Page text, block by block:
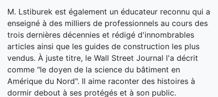
M. Lstiburek est également un éducateur reconnu qui a
enseigné à des milliers de professionnels au cours des
trois dernières décennies et rédigé d'innombrables
articles ainsi que les guides de construction les plus
vendus. À juste titre, le Wall Street Journal l'a décrit
comme "le doyen de la science du bâtiment en
Amérique du Nord". Il aime raconter des histoires à
dormir debout à ses protégés et à son public.